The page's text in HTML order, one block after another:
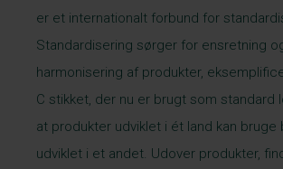
er et internationalt forbund for
Standardisering sørger for ensretning
harmonisering af produkter,
C stikket, der nu er brugt som standard
at produkter udviklet i ét land kan bruge
udviklet i et andet. Udover produkter,